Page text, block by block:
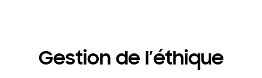
Gestion de l’éthique